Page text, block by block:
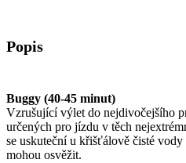
Popis
Buggy (40-45 minut)
Vzrušující výlet do nejdivočejšího
určených pro jízdu v těch
se uskuteční u křišťálově čisté
mohou osvěžit.